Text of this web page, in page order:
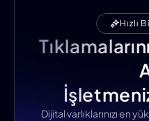
Hızlı
Dijital varlıklarınızı en